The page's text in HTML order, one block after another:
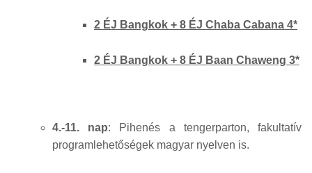
2 ÉJ Bangkok + 8 ÉJ Chaba Cabana 4*
2 ÉJ Bangkok + 8 ÉJ Baan Chaweng 3*
4.-11. nap: Pihenés a tengerparton, fakultatív
programlehetőségek magyar nyelven is.